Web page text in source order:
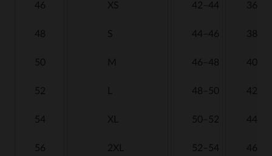
46
48
50
52
54
56
XS
S
M
XL
2XL
42–44
44–46
46–48
48–50
50–52
52–54
36
38
40
42
44
46